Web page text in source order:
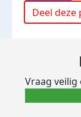
Deel deze
Vraag